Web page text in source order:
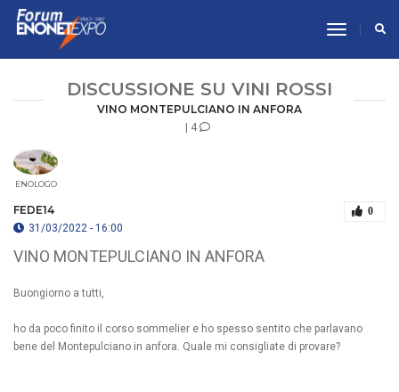
toggle
DISCUSSIONE SU VINI ROSSI
VINO MONTEPULCIANO IN ANFORA
| 4
ENOLOGO
FEDE14 0
31/03/2022 - 16:00
VINO MONTEPULCIANO IN ANFORA
Buongiorno a tutti,
ho da poco finito il corso sommelier e ho spesso sentito che parlavano
bene del Montepulciano in anfora. Quale mi consigliate di provare?